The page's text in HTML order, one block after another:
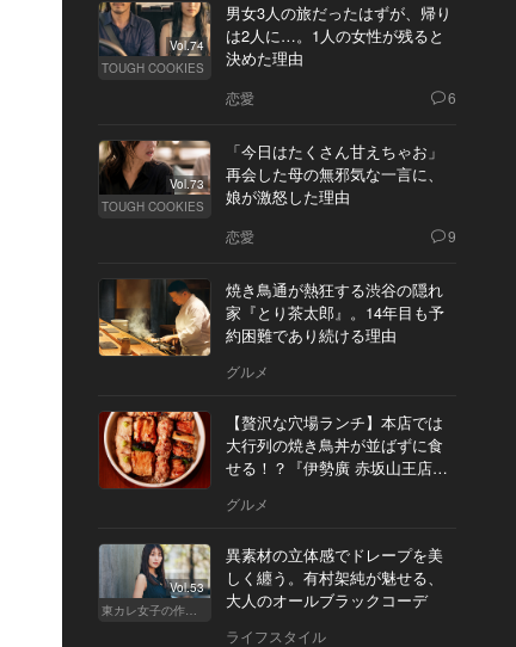
Vol.74
TOUGH COOKIES
男女3人の旅だったはずが、帰り
は2人に…。1人の女性が残ると
決めた理由
恋愛 6
Vol.73
TOUGH COOKIES
「今日はたくさん甘えちゃお」
再会した母の無邪気な一言に、
娘が激怒した理由
恋愛 9
焼き鳥通が熱狂する渋谷の隠れ
家『とり茶太郎』。14年目も予
約困難であり続ける理由
グルメ
【贅沢な穴場ランチ】本店では
大行列の焼き鳥丼が並ばずに食
せる！？『伊勢廣 赤坂山王店』
グルメ
Vol.53
東カレ女子の作り方
異素材の立体感でドレープを美
しく纏う。有村架純が魅せる、
大人のオールブラックコーデ
ライフスタイル